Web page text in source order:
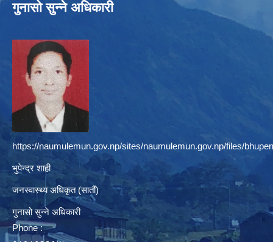
गुनासो सुन्ने अधिकारी
https://naumulemun.gov.np/sites/naumulemun.gov.np/files/
भुपेन्द्र शाही
जनस्वास्थ्य अधिकृत (सातौं)
गुनासो सुन्ने अधिकारी
Phone :